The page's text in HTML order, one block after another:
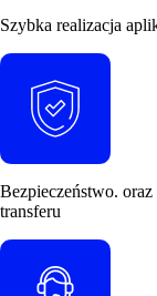
Szybka realizacja
Bezpieczeństwo. oraz
transferu